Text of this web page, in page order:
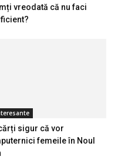
vreodată că nu faci
sigur că vor
femeile în Noul